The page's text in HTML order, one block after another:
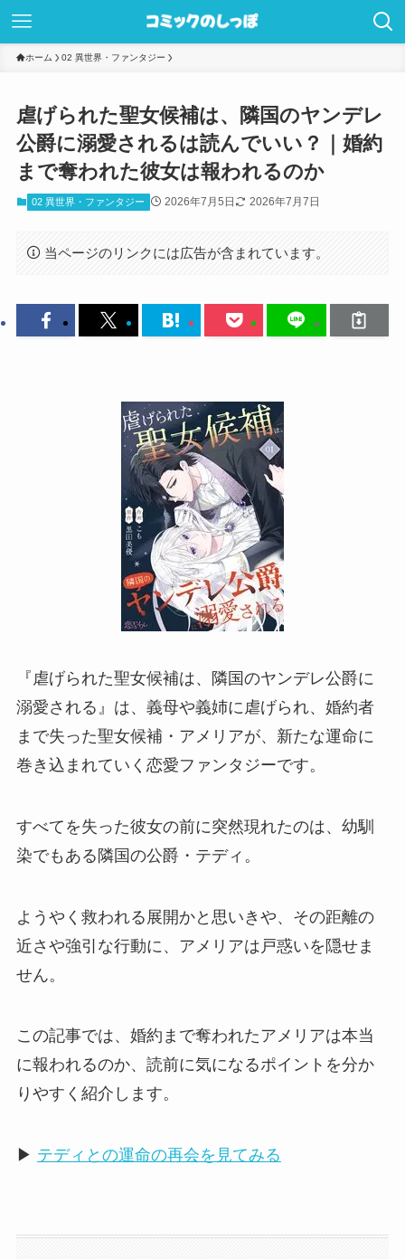
ホーム 02 異世界・ファンタジー
虐げられた聖女候補は、隣国のヤンデレ
公爵に溺愛されるは読んでいい？｜婚約
まで奪われた彼女は報われるのか
02 異世界・ファンタジー 2026年7月5日 2026年7月7日
当ページのリンクには広告が含まれています。
『虐げられた聖女候補は、隣国のヤンデレ公爵に
溺愛される』は、義母や義姉に虐げられ、婚約者
まで失った聖女候補・アメリアが、新たな運命に
巻き込まれていく恋愛ファンタジーです。
すべてを失った彼女の前に突然現れたのは、幼馴
染でもある隣国の公爵・テディ。
ようやく救われる展開かと思いきや、その距離の
近さや強引な行動に、アメリアは戸惑いを隠せま
せん。
この記事では、婚約まで奪われたアメリアは本当
に報われるのか、読前に気になるポイントを分か
りやすく紹介します。
▶ テディとの運命の再会を見てみる